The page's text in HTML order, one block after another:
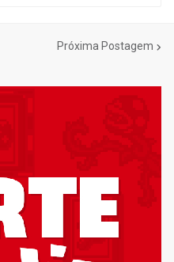
Próxima Postagem